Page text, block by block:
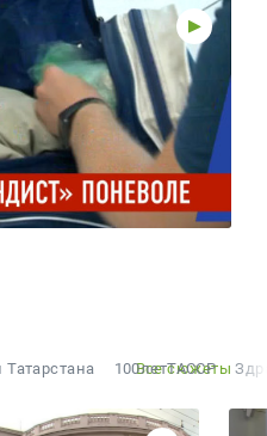
Татарстана 100летТАССР
Все сюжеты